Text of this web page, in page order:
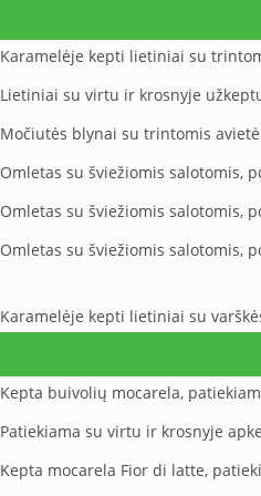
Karamelėje kepti lietiniai su
Lietiniai su virtu ir krosnyje
Močiutės blynai su trintomis
Omletas su šviežiomis salotomis,
Omletas su šviežiomis salotomis,
Omletas su šviežiomis salotomis,
Karamelėje kepti lietiniai su
Kepta buivolių mocarela,
Patiekiama su virtu ir krosnyje
Kepta mocarela Fior di latte,